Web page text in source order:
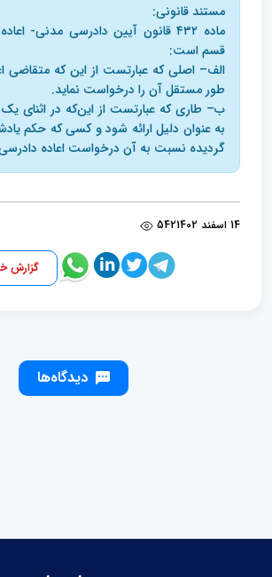
مستند قانونی:
ماده ۴۳۲ قانون آیین دادرسی مدنی-
قسم است:
الف– اصلی که عبارتست از این‌ که متقاضی
طور مستقل آن را درخواست نماید.
ب– طاری که عبارتست از این‌که در اثنای
به عنوان دلیل ارائه شود و کسی که حکم
گردیده نسبت به آن درخواست اعاده دادرسی
14 اسفند 1402 542
گزارش
دیدگاه‌ها